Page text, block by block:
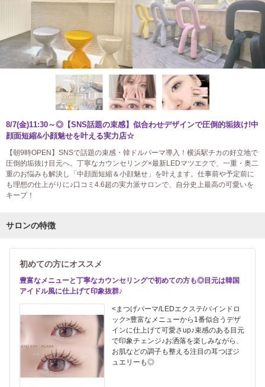
8/7(金)11:30～◎【SNS話題の束感】似合わせデザインで圧倒的垢抜け!中
顔面短縮&小顔魅せを叶える実力店☆
【朝9時OPEN】SNSで話題の束感・韓ドルパーマ導入！横浜駅チカの好立地で
圧倒的垢抜け目元へ。丁寧なカウンセリング×最新LEDマツエクで、一重・奥二
重のお悩みも解決し「中顔面短縮＆小顔魅せ」を叶えます。仕事前や予定前に
も理想の仕上がりに♪口コミ4.6超の実力派サロンで、自分史上最高の可愛いを
キープ！
サロンの特徴
初めての方にオススメ
豊富なメニューと丁寧なカウンセリングで初めての方も◎目元は韓国
アイドル風に仕上げて印象抜群♪
<まつげパーマ/LEDエクステ/バインドロ
ック>豊富なメニューから1番似合うデザ
インに仕上げて可愛さup♪束感のある目元
で印象チェンジ♪お洒落を楽しみながら、
お肌などの調子も整える注目の耳つぼジ
ュエリーも◎